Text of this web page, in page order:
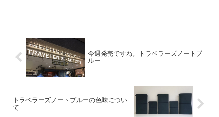
今週発売ですね。トラベラーズノートブ
ルー
トラベラーズノートブルーの色味につい
て